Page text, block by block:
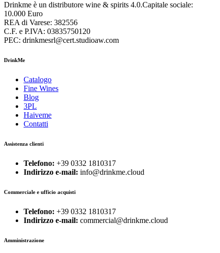
Drinkme è un distributore wine & spirits 4.0.Capitale sociale:
10.000 Euro
REA di Varese: 382556
C.F. e P.IVA: 03835750120
PEC: drinkmesrl@cert.studioaw.com
DrinkMe
Catalogo
Fine Wines
Blog
3PL
Haiveme
Contatti
Assistenza clienti
Telefono: +39 0332 1810317
Indirizzo e-mail: info@drinkme.cloud
Commerciale e ufficio acquisti
Telefono: +39 0332 1810317
Indirizzo e-mail: commercial@drinkme.cloud
Amministrazione